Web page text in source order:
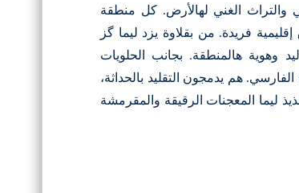
والتراث الغني لهالأرض. كل منطقة
فريدة. من بقلاوة يزد ليما گز
وهوية هالمنطقة. بجانب الحلويات
هم يدمجون التقليد بالحداثة،
ليما المعجنات الرقيقة والمقرمشة